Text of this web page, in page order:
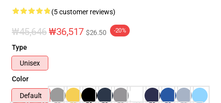
(5 customer reviews)
₩45,646₩36,517 $26.50 -20%
Type
Unisex
Color
Default